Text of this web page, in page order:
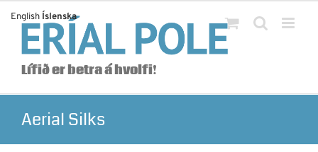
content
Lífið er betra á hvolfi!
Aerial Silks
English Íslenska